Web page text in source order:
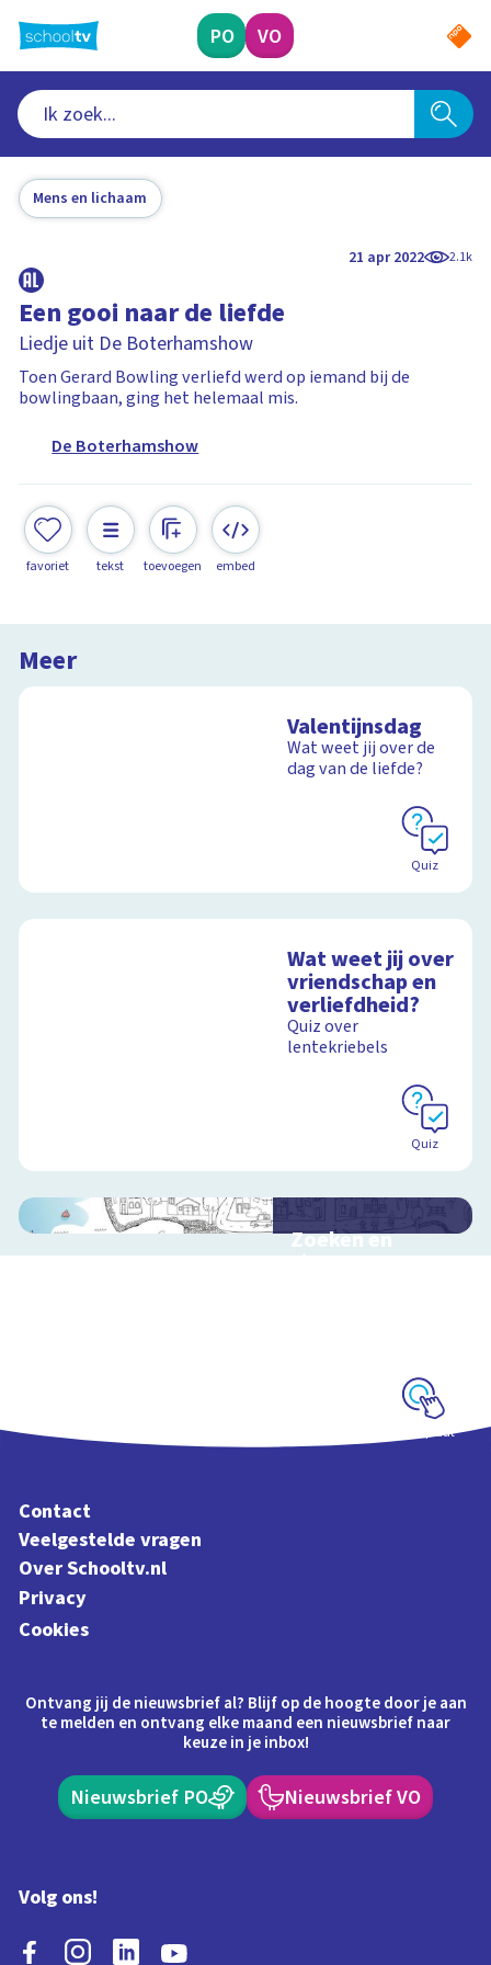
naar
hoofdinhoud
PO VO
Mens en lichaam
21 apr 2022 2.1k
Een gooi naar de liefde
Liedje uit De Boterhamshow
Toen Gerard Bowling verliefd werd op iemand bij de
bowlingbaan, ging het helemaal mis.
De Boterhamshow
favoriet tekst toevoegen embed
Meer
Valentijnsdag
Wat weet jij over de
dag van de liefde?
Quiz
Wat weet jij over
vriendschap en
verliefdheid?
Quiz over
lentekriebels
Quiz
Zoeken en
zingen met
Schoolplaat
Contact
Veelgestelde vragen
Over Schooltv.nl
Privacy
Cookies
Ontvang jij de nieuwsbrief al? Blijf op de hoogte door je aan
te melden en ontvang elke maand een nieuwsbrief naar
keuze in je inbox!
Nieuwsbrief PO Nieuwsbrief VO
Volg ons!